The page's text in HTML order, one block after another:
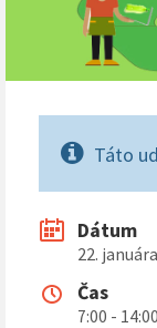
Táto
Dátum
22.
Čas
7:00 - 14:00